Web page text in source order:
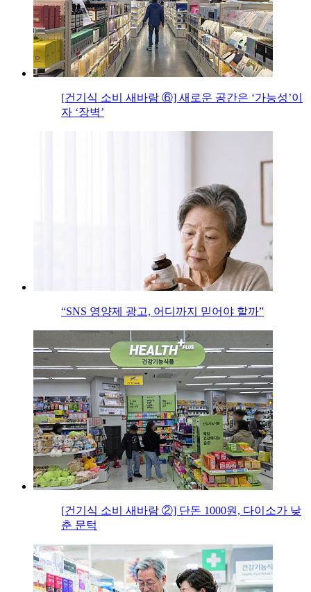
[건기식 소비 새바람 ⑥] 새로운 공간은 ‘가능성’이
자 ‘장벽’
“SNS 영양제 광고, 어디까지 믿어야 할까”
[건기식 소비 새바람 ②] 단돈 1000원, 다이소가 낮
춘 문턱